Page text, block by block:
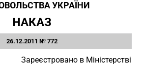
УКРАЇНИ
НАКАЗ
26.12.2011 № 772
Зареєстровано в Міністерстві